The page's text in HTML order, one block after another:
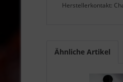
Herstellerkontakt:
Ähnliche Artikel